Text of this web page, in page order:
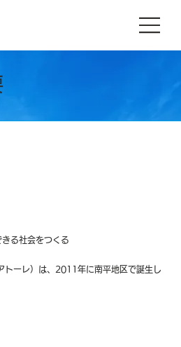
る社会をつくる
ーレ）は、2011年に南平地区で誕生し